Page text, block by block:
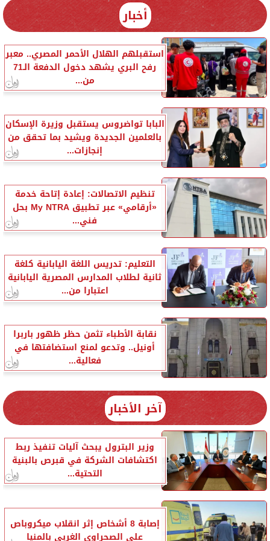
أخبار
استقبلهم الهلال الأحمر المصري.. معبر
رفح البري يشهد دخول الدفعة الـ71
من...
البابا تواضروس يستقبل وزيرة الإسكان
بالعلمين الجديدة ويشيد بما تحقق من
إنجازات...
تنظيم الاتصالات: إعادة إتاحة خدمة
«أرقامي» عبر تطبيق My NTRA بحل
فني...
التعليم: تدريس اللغة اليابانية كلغة
ثانية لطلاب المدارس المصرية اليابانية
اعتبارا من...
نقابة الأطباء تثمن حظر ظهور باربرا
أونيل.. وتدعو لمنع استضافتها في
فعالية...
آخر الأخبار
وزير البترول يبحث آليات تنفيذ ربط
اكتشافات الشركة في قبرص بالبنية
التحتية...
إصابة 8 أشخاص إثر انقلاب ميكروباص
على الصحراوي الغربي بالمنيا